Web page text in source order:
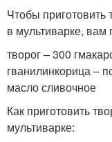
Чтобы
в мультиварке, вам
творог – 300
гванилинкорица –
масло сливочное
Как приготовить
мультиварке: